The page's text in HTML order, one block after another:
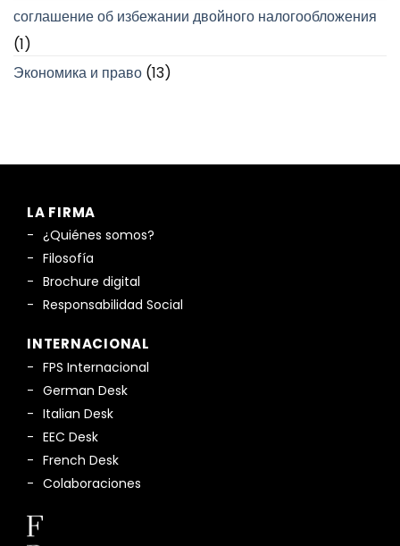
соглашение об избежании двойного налогообложения
(1)
Экономика и право (13)
LA FIRMA
¿Quiénes somos?
Filosofía
Brochure digital
Responsabilidad Social
INTERNACIONAL
FPS Internacional
German Desk
Italian Desk
EEC Desk
French Desk
Colaboraciones